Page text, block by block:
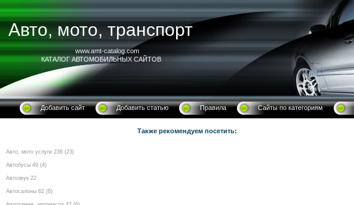
Авто, мото, транспорт
www.amt-catalog.com
КАТАЛОГ АВТОМОБИЛЬНЫХ САЙТОВ
Добавить сайт Добавить статью Правила Сайты по категориям
Авто, мото услуги 236 (23)
Автобусы 49 (4)
Автозвук 22
Автосалоны 62 (6)
Также рекомендуем посетить: